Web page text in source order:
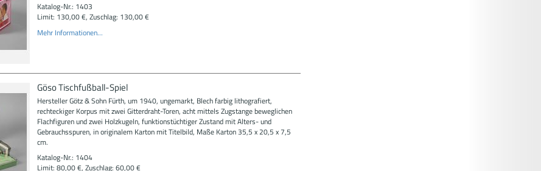
Katalog-Nr.: 1403
Limit: 130,00 €, Zuschlag: 130,00 €
Mehr Informationen...
Göso Tischfußball-Spiel
Hersteller Götz & Sohn Fürth, um 1940, ungemarkt, Blech farbig lithografiert,
rechteckiger Korpus mit zwei Gitterdraht-Toren, acht mittels Zugstange beweglichen
Flachfiguren und zwei Holzkugeln, funktionstüchtiger Zustand mit Alters- und
Gebrauchsspuren, in originalem Karton mit Titelbild, Maße Karton 35,5 x 20,5 x 7,5
cm.
Katalog-Nr.: 1404
Limit: 80,00 €, Zuschlag: 60,00 €